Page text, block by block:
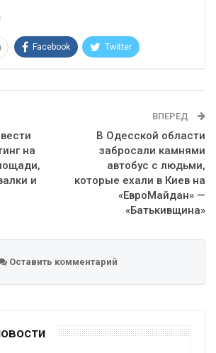
Facebook Twitter
на
и
ВПЕРЕД
В Одесской области
забросали камнями
автобус с людьми,
которые ехали в Киев на
«ЕвроМайдан» —
«Батькивщина»
Оставить комментарий